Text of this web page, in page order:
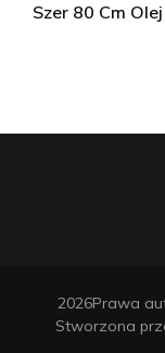
Szer 80 Cm
2026Prawa
Stworzona